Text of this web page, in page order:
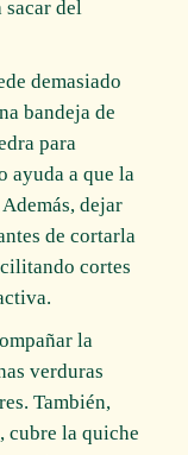
sacar del
demasiado
bandeja de
para
ayuda a que la
dejar
de cortarla
cortes
la
verduras
También,
cubre la quiche